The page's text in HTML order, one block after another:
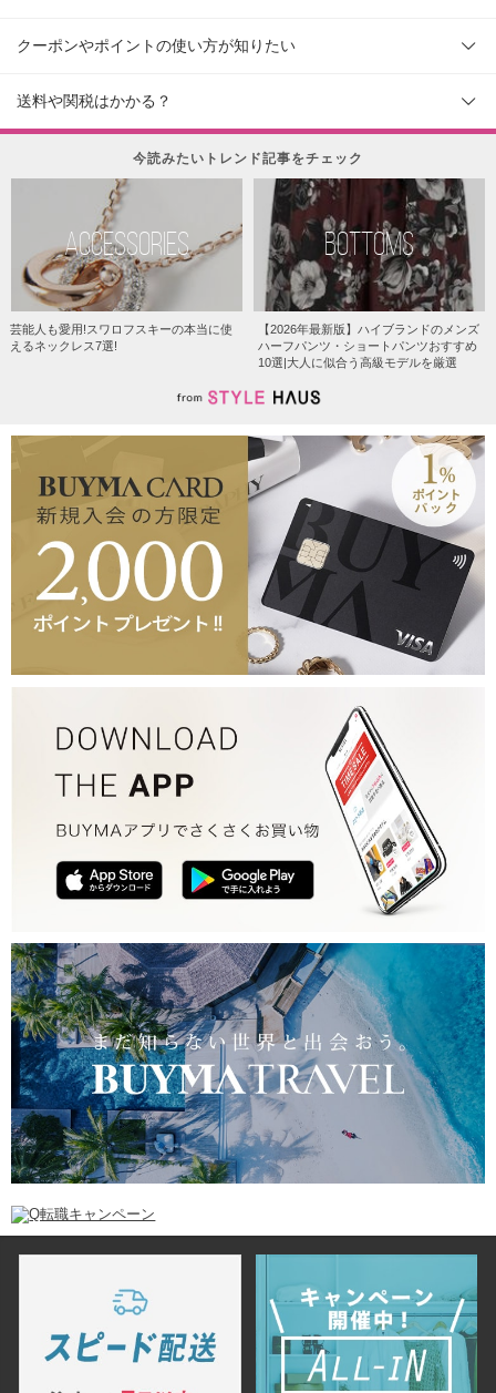
クーポンやポイントの使い方が知りたい
送料や関税はかかる？
今読みたいトレンド記事をチェック
ACCESSORIES
芸能人も愛用!スワロフスキーの本当に使
えるネックレス7選!
BOTTOMS
【2026年最新版】ハイブランドのメンズ
ハーフパンツ・ショートパンツおすすめ
10選|大人に似合う高級モデルを厳選